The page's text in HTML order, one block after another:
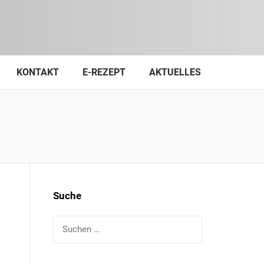
KONTAKT E-REZEPT AKTUELLES
Suche